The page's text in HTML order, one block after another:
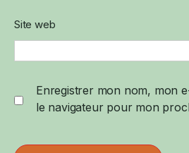
Site web
Enregistrer mon nom, mon
le navigateur pour mon